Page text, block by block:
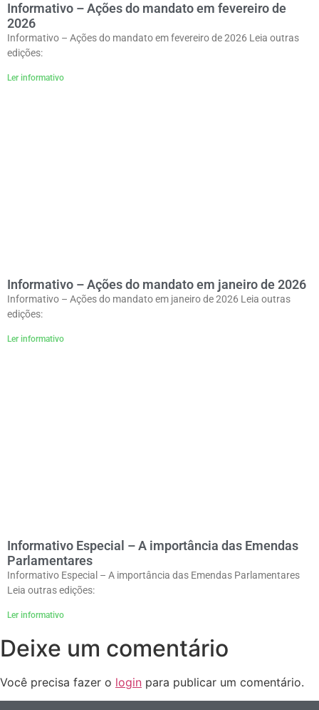
Informativo – Ações do mandato em fevereiro de
2026
Informativo – Ações do mandato em fevereiro de 2026 Leia outras
edições:
Ler informativo
Informativo – Ações do mandato em janeiro de 2026
Informativo – Ações do mandato em janeiro de 2026 Leia outras
edições:
Ler informativo
Informativo Especial – A importância das Emendas
Parlamentares
Informativo Especial – A importância das Emendas Parlamentares
Leia outras edições:
Ler informativo
Deixe um comentário
Você precisa fazer o login para publicar um comentário.